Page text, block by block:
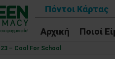
Πόντοι Κάρτας
Αρχική
Ποιοί
– Cool For School